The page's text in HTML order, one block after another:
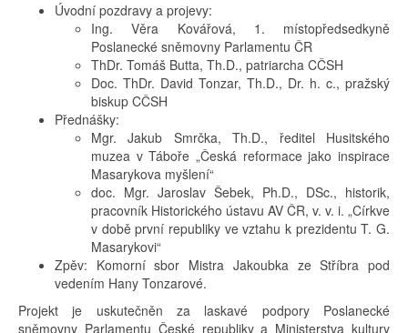
Úvodní pozdravy a projevy:
Ing. Věra Kovářová, 1. místopředsedkyně
Poslanecké sněmovny Parlamentu ČR
ThDr. Tomáš Butta, Th.D., patriarcha CČSH
Doc. ThDr. David Tonzar, Th.D., Dr. h. c., pražský
biskup CČSH
Přednášky:
Mgr. Jakub Smrčka, Th.D., ředitel Husitského
muzea v Táboře „Česká reformace jako inspirace
Masarykova myšlení“
doc. Mgr. Jaroslav Šebek, Ph.D., DSc., historik,
pracovník Historického ústavu AV ČR, v. v. i. „Církve
v době první republiky ve vztahu k prezidentu T. G.
Masarykovi“
Zpěv: Komorní sbor Mistra Jakoubka ze Stříbra pod
vedením Hany Tonzarové.
Projekt je uskutečněn za laskavé podpory Poslanecké
sněmovny Parlamentu České republiky a Ministerstva kultury